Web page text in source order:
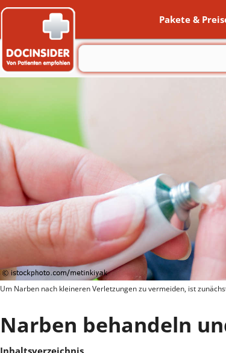
Pakete &
Um Narben nach kleineren Verletzungen zu vermeiden, ist
Narben behandeln